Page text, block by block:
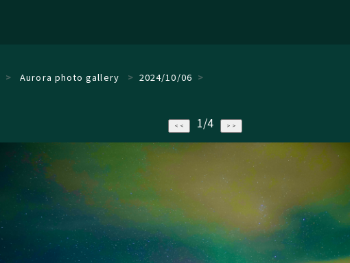
Aurora photo gallery 2024/10/06
1/4